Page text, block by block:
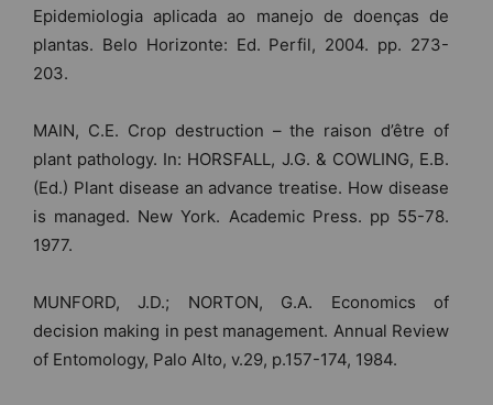
Epidemiologia aplicada ao manejo de doenças de
plantas. Belo Horizonte: Ed. Perfil, 2004. pp. 273-
203.
MAIN, C.E. Crop destruction – the raison d’être of
plant pathology. In: HORSFALL, J.G. & COWLING, E.B.
(Ed.) Plant disease an advance treatise. How disease
is managed. New York. Academic Press. pp 55-78.
1977.
MUNFORD, J.D.; NORTON, G.A. Economics of
decision making in pest management. Annual Review
of Entomology, Palo Alto, v.29, p.157-174, 1984.